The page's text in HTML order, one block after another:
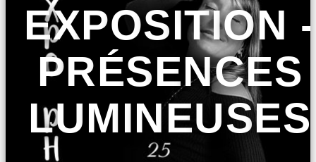
EXPOSITION -
PRÉSENCES
LUMINEUSES